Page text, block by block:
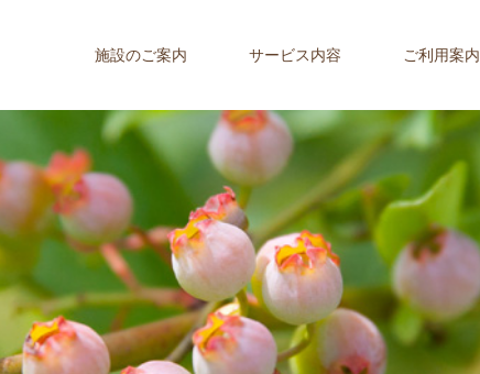
施設のご案内 サービス内容 ご利用案内